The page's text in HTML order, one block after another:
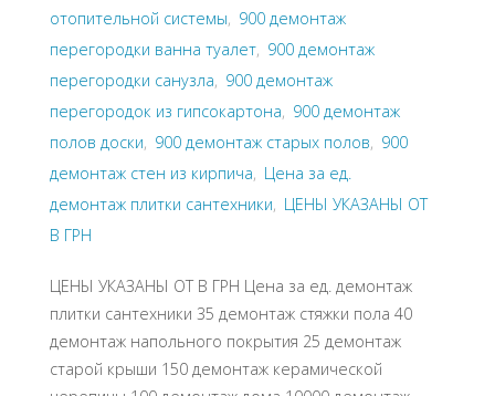
отопительной системы, 900 демонтаж
перегородки ванна туалет, 900 демонтаж
перегородки санузла, 900 демонтаж
перегородок из гипсокартона, 900 демонтаж
полов доски, 900 демонтаж старых полов, 900
демонтаж стен из кирпича, Цена за ед.
демонтаж плитки сантехники, ЦЕНЫ УКАЗАНЫ ОТ
В ГРН
ЦЕНЫ УКАЗАНЫ ОТ В ГРН Цена за ед. демонтаж
плитки сантехники 35 демонтаж стяжки пола 40
демонтаж напольного покрытия 25 демонтаж
старой крыши 150 демонтаж керамической